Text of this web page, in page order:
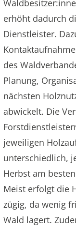
erhöht dadurch
Dienstleister.
des
Planung,
nächsten
abwickelt. Die
jeweiligen
unterschiedlich,
Herbst am
Meist erfolgt die
zügig, da wenig
Wald lagert.